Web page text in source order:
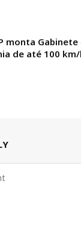
monta Gabinete
de até 100